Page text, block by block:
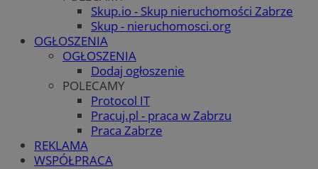
Skup.io - Skup nieruchomości Zabrze
Skup - nieruchomosci.org
OGŁOSZENIA
OGŁOSZENIA
Dodaj ogłoszenie
POLECAMY
Protocol IT
Pracuj.pl - praca w Zabrzu
Praca Zabrze
REKLAMA
WSPÓŁPRACA